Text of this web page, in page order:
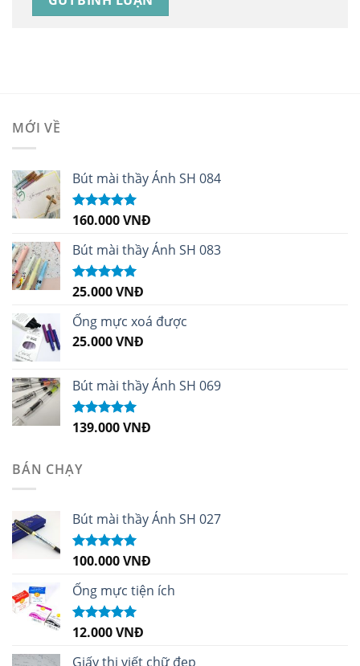
MỚI VỀ
Bút mài thầy Ánh SH 084
Được xếp
sao
160.000VNĐ
Bút mài thầy Ánh SH 083
Được xếp
sao
25.000VNĐ
Ống mực xoá được
25.000VNĐ
Bút mài thầy Ánh SH 069
Được xếp
139.000VNĐ
BÁN CHẠY
Bút mài thầy Ánh SH 027
Được xếp
sao
100.000VNĐ
Ống mực tiện ích
Được xếp
sao
12.000VNĐ
Giấy thi viết chữ đẹp